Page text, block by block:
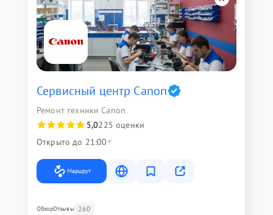
Сервисный центр Canon
Ремонт техники Canon
5,0225 оценки
Открыто до 21:00
Маршрут
ОбзорОтзывы 260